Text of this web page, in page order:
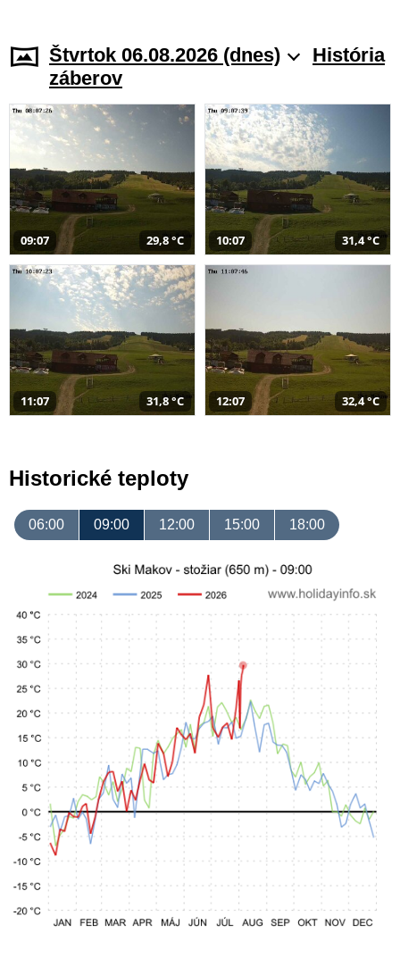
Štvrtok 06.08.2026 (dnes)
História
záberov
09:07 29,8 °C 10:07 31,4 °C
11:07 31,8 °C 12:07 32,4 °C
Historické teploty
06:00 09:00 12:00 15:00 18:00